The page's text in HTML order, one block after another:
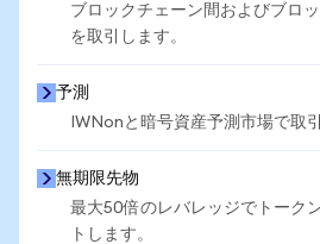
ブロックチェーン間およびブロ
を取引します。
予測
IWNonと暗号資産予測市場で取
無期限先物
最大50倍のレバレッジでトーク
トします。